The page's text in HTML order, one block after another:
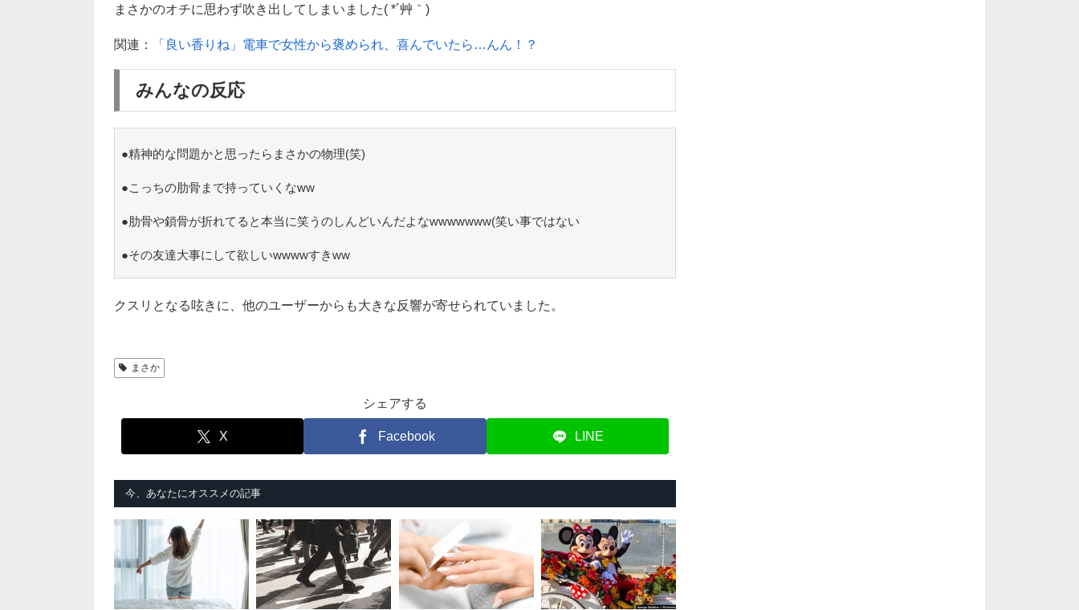
まさかのオチに思わず吹き出してしまいました( *´艸｀)
関連： 「良い香りね」電車で女性から褒められ、喜んでいたら…んん！？
みんなの反応
●精神的な問題かと思ったらまさかの物理(笑)
●こっちの肋骨まで持っていくなww
●肋骨や鎖骨が折れてると本当に笑うのしんどいんだよなwwwwwww(笑い事ではない
●その友達大事にして欲しいwwwwすきww
クスリとなる呟きに、他のユーザーからも大きな反響が寄せられていました。
まさか
シェアする
X Facebook LINE
今、あなたにオススメの記事